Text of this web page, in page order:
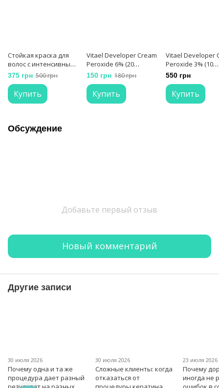
Стойкая краска для
волос с интенсивным
уходом VITAEL Hair
Color № 9.3
375 грн 500 грн
Купить
Vitael Developer Cream
Peroxide 6% (20
VOLUMI) Кремовый
оксидант 150 мл
150 грн 180 грн
Купить
Vitael Developer
Peroxide 3% (10
VOLUMI)
оксидант
550 грн
Купить
Обсуждение
Добавьте первый отзыв
Новый комментарий
Другие записи
30 июля 2026
Почему одна и та же
процедура дает разный
30 июля 2026
Сложные клиенты: когда
отказаться от
23 июля 2026
Почему
иногда не